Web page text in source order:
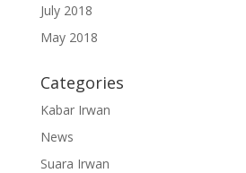
July 2018
May 2018
Categories
Kabar Irwan
News
Suara Irwan